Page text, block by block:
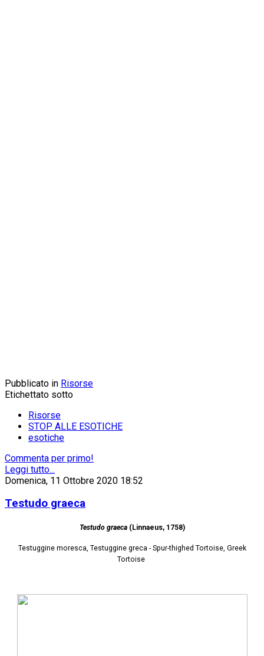
Pubblicato in Risorse
Etichettato sotto
Risorse
STOP ALLE ESOTICHE
esotiche
Commenta per primo!
Leggi tutto...
Domenica, 11 Ottobre 2020 18:52
Testudo graeca
Testudo graeca (Linnaeus, 1758)
Testuggine moresca, Testuggine greca - Spur-thighed Tortoise, Greek
Tortoise